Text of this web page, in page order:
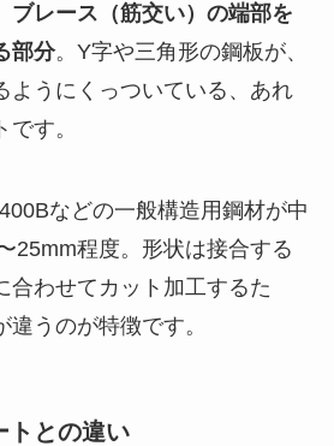
ブレース（筋交い）の端部を
部分。Y字や三角形の鋼板が、
ようにくっついている、あれ
す。
などの一般構造用鋼材が中
25mm程度。形状は接合する
合わせてカット加工するた
うのが特徴です。
トとの違い